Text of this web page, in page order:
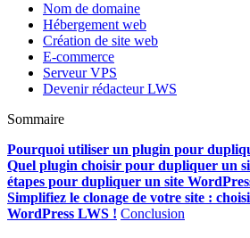
Nom de domaine
Hébergement web
Création de site web
E-commerce
Serveur VPS
Devenir rédacteur LWS
Sommaire
Pourquoi utiliser un plugin pour
Quel plugin choisir pour dupliquer un
étapes pour dupliquer un site
Simplifiez le clonage de votre site :
WordPress LWS ! Conclusion